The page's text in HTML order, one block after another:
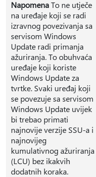
NapomenaTo ne utječe
na uređaje koji se radi
izravnog povezivanja sa
servisom Windows
Update radi primanja
ažuriranja. To obuhvaća
uređaje koji koriste
Windows Update za
tvrtke. Svaki uređaj koji
se povezuje sa servisom
Windows Update uvijek
bi trebao primati
najnovije verzije SSU-a i
najnovijeg
kumulativnog ažuriranja
(LCU) bez ikakvih
dodatnih koraka.